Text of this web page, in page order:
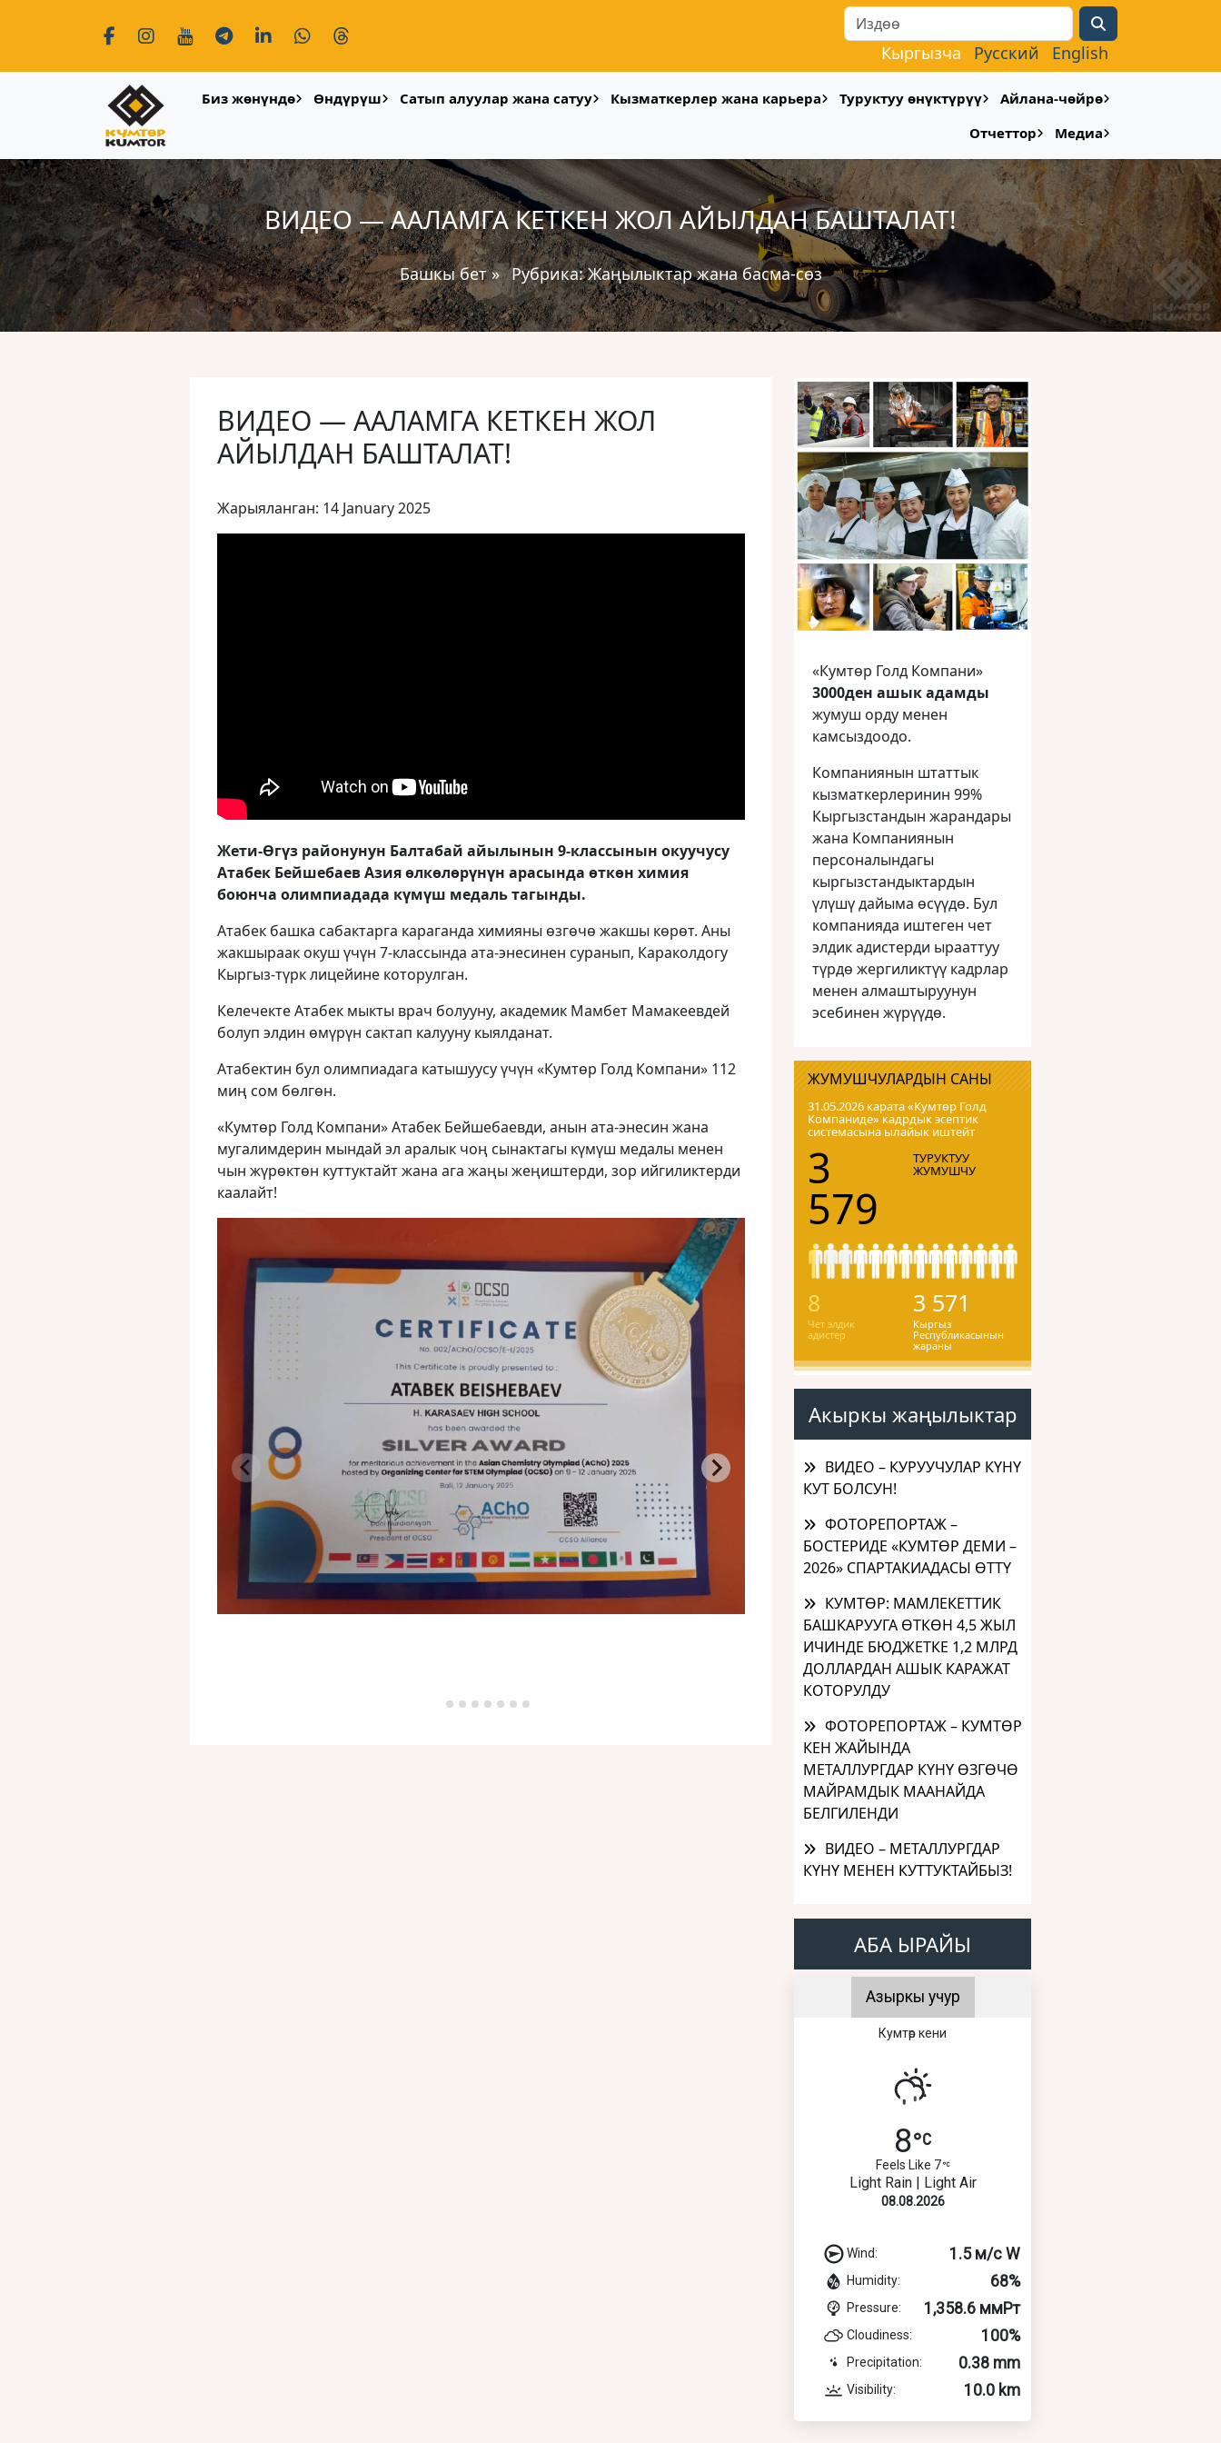
Search
Кыргызча Русский English
Биз жөнүндө Өндүрүш Сатып алуулар жана сатуу Кызматкерлер жана карьера Туруктуу өнүктүрүү
Айлана-чөйрө
Отчеттор
Медиа
ВИДЕО — ААЛАМГА КЕТКЕН ЖОЛ АЙЫЛДАН БАШТАЛАТ!
Башкы бет» Рубрика:Жаңылыктар жана басма-сөз
ВИДЕО — ААЛАМГА КЕТКЕН ЖОЛ
АЙЫЛДАН БАШТАЛАТ!
Жарыяланган: 14 January 2025
Жети-Өгүз районунун Балтабай айылынын 9-классынын окуучусу
Атабек Бейшебаев Азия өлкөлөрүнүн арасында өткөн химия
боюнча олимпиадада күмүш медаль тагынды.
Атабек башка сабактарга караганда химияны өзгөчө жакшы көрөт. Аны
жакшыраак окуш үчүн 7-классында ата-энесинен суранып, Караколдогу
Кыргыз-түрк лицейине которулган.
Келечекте Атабек мыкты врач болууну, академик Мамбет Мамакеевдей
болуп элдин өмүрүн сактап калууну кыялданат.
Атабектин бул олимпиадага катышуусу үчүн «Кумтөр Голд Компани» 112
миң сом бөлгөн.
«Кумтөр Голд Компани» Атабек Бейшебаевди, анын ата-энесин жана
мугалимдерин мындай эл аралык чоң сынактагы күмүш медалы менен
чын жүрөктөн куттуктайт жана ага жаңы жеңиштерди, зор ийгиликтерди
каалайт!
«Кумтөр Голд Компани»
3000ден ашык адамды
жумуш орду менен
камсыздоодо.
Компаниянын штаттык
кызматкерлеринин 99%
Кыргызстандын жарандары
жана Компаниянын
персоналындагы
кыргызстандыктардын
үлүшү дайыма өсүүдө. Бул
компанияда иштеген чет
элдик адистерди ырааттуу
түрдө жергиликтүү кадрлар
менен алмаштыруунун
эсебинен жүрүүдө.
ЖУМУШЧУЛАРДЫН САНЫ
31.05.2026 карата «Кумтɵр Голд
Компаниде» кадрдык эсептик
системасына ылайык иштейт
3
579
ТУРУКТУУ
ЖУМУШЧУ
8
Чет элдик
адистер
3 571
Кыргыз
Республикасынын
жараны
Акыркы жаңылыктар
ВИДЕО – КУРУУЧУЛАР КҮНҮ
КУТ БОЛСУН!
ФОТОРЕПОРТАЖ –
БОСТЕРИДЕ «КУМТӨР ДЕМИ –
2026» СПАРТАКИАДАСЫ ӨТТҮ
КУМТӨР: МАМЛЕКЕТТИК
БАШКАРУУГА ӨТКӨН 4,5 ЖЫЛ
ИЧИНДЕ БЮДЖЕТКЕ 1,2 МЛРД
ДОЛЛАРДАН АШЫК КАРАЖАТ
КОТОРУЛДУ
ФОТОРЕПОРТАЖ – КУМТӨР
КЕН ЖАЙЫНДА
МЕТАЛЛУРГДАР КҮНҮ ӨЗГӨЧӨ
МАЙРАМДЫК МААНАЙДА
БЕЛГИЛЕНДИ
ВИДЕО – МЕТАЛЛУРГДАР
КҮНҮ МЕНЕН КУТТУКТАЙБЫЗ!
АБА ЫРАЙЫ
Азыркы учур
Кумтөр кени
8
Feels Like 7
Light Rain | Light Air
08.08.2026
Wind: 1.5 м/с W
Humidity: 68%
Pressure: 1,358.6 ммРт
Cloudiness: 100%
Precipitation: 0.38 mm
Visibility: 10.0 km